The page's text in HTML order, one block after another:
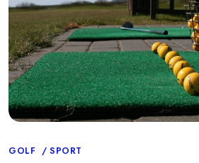
Categories
GOLF SPORT